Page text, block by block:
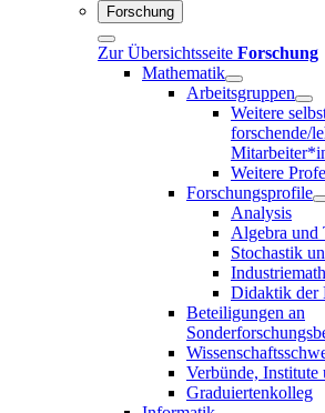
Forschung
Zur Übersichtsseite Forschung
Mathematik
Arbeitsgruppen
Weitere
forschende/
Weitere
Forschungsprofile
Analysis
Algebra und
Stochastik
Didaktik der
Beteiligungen an
Verbünde,
Graduiertenkolleg